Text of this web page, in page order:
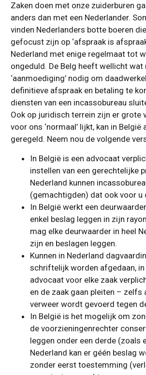
Zaken doen met onze zuiderburen
anders dan met een Nederlander.
vinden Nederlanders botte boeren
gefocust zijn op ‘afspraak is
Nederland met enige regelmaat tot
ongeduld. De Belg heeft wellicht wat
‘aanmoediging’ nodig om
definitieve afspraak en betaling te
diensten van een incassobureau
Ook op juridisch terrein zijn er grote
voor ons ‘normaal’ lijkt, kan in België
geregeld. Neem nou de volgende
In België is een advocaat
instellen van een gerechtelijke
Nederland kunnen
(gemachtigden) dat ook voor u
In België werkt een
enkel beslag leggen in zijn
mag elke deurwaarder in heel
zijn en beslagen leggen.
Kunnen in Nederland
schriftelijk worden afgedaan,
advocaat voor elke zaak
en de zaak gaan pleiten – zelfs
verweer wordt gevoerd tegen
In België is het mogelijk om
de voorzieningenrechter
leggen onder een derde (zoals
Nederland kan er géén beslag
zonder eerst toestemming